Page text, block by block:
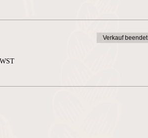
Verkauf beendet